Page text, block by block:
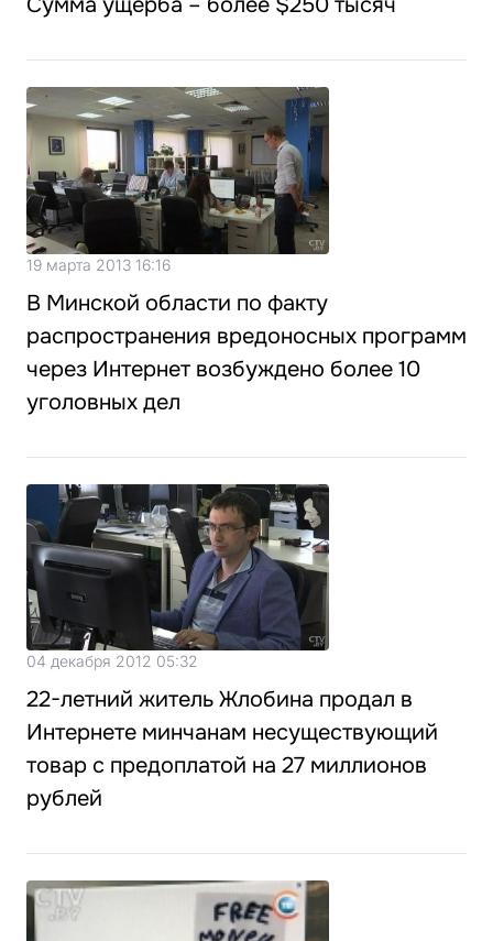
19 марта 2013 16:16
В Минской области по факту
распространения вредоносных программ
через Интернет возбуждено более 10
уголовных дел
04 декабря 2012 05:32
22-летний житель Жлобина продал в
Интернете минчанам несуществующий
товар с предоплатой на 27 миллионов
рублей